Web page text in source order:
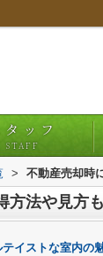
タッフ
STAFF
> 不動産売却時
方法や見方
イストな室内の